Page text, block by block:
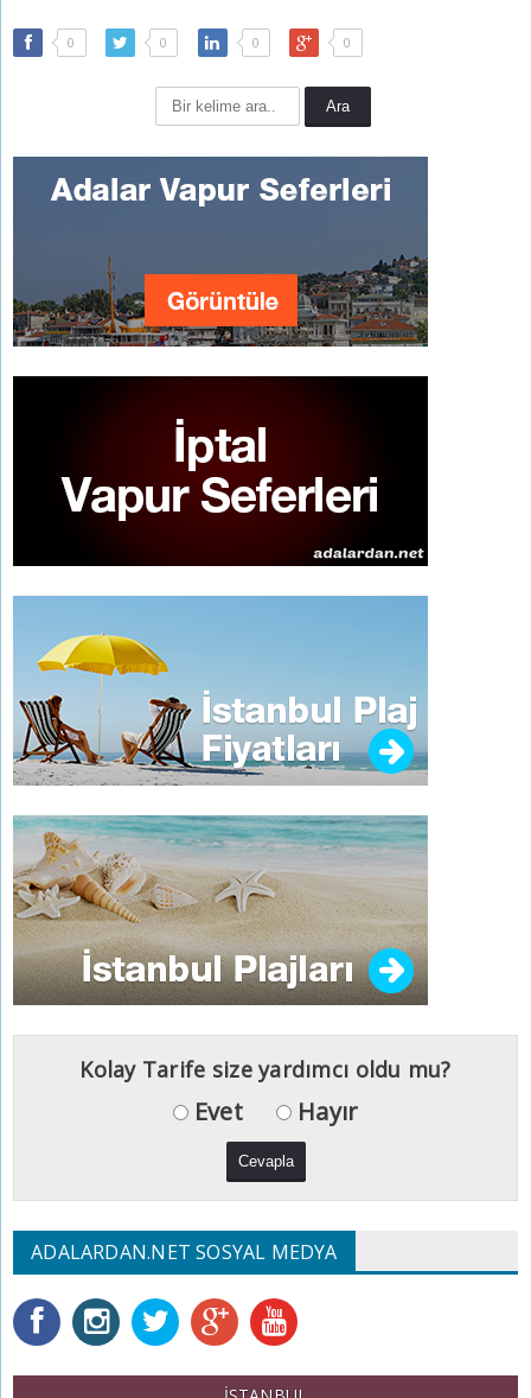
0 0 0 0
Kolay Tarife size yardımcı oldu mu?
Evet Hayır
ADALARDAN.NET SOSYAL MEDYA